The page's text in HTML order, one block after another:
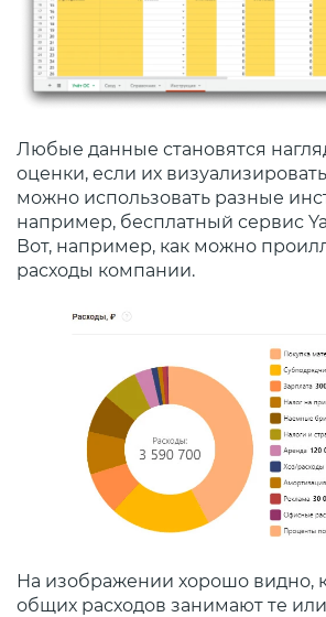
Любые данные становятся
оценки, если их
можно использовать разные
например, бесплатный сервис
Вот, например, как можно
расходы компании.
На изображении хорошо видно,
общих расходов занимают те